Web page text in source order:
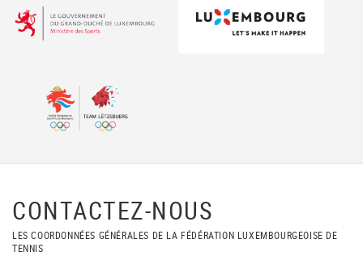
CONTACTEZ-NOUS
LES COORDONNÉES GÉNÉRALES DE LA FÉDÉRATION LUXEMBOURGEOISE DE
TENNIS